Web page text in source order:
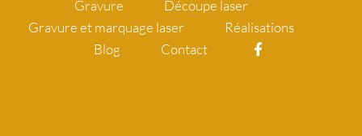
Gravure
Découpe laser
Gravure et marquage laser
Réalisations
Blog
Contact